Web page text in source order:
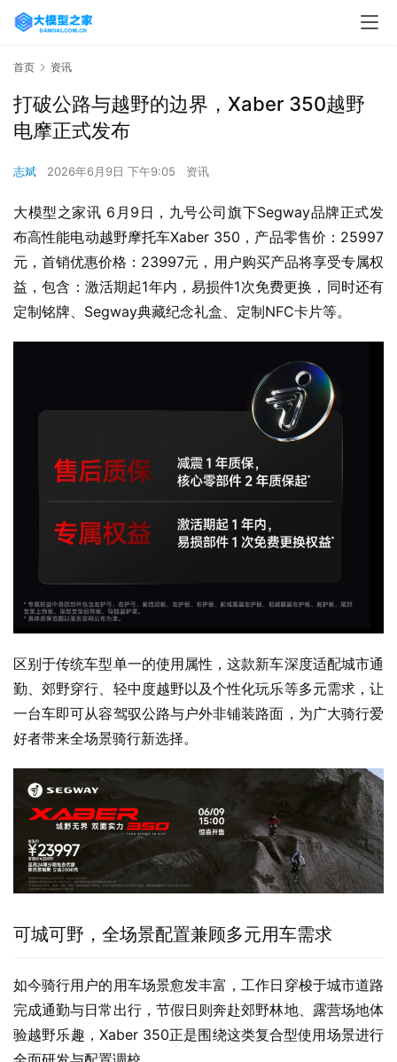
首页 资讯
打破公路与越野的边界，Xaber 350越野
电摩正式发布
志斌 2026年6月9日 下午9:05 资讯
大模型之家讯 6月9日，九号公司旗下Segway品牌正式发
布高性能电动越野摩托车Xaber 350，产品零售价：25997
元，首销优惠价格：23997元，用户购买产品将享受专属权
益，包含：激活期起1年内，易损件1次免费更换，同时还有
定制铭牌、Segway典藏纪念礼盒、定制NFC卡片等。
区别于传统车型单一的使用属性，这款新车深度适配城市通
勤、郊野穿行、轻中度越野以及个性化玩乐等多元需求，让
一台车即可从容驾驭公路与户外非铺装路面，为广大骑行爱
好者带来全场景骑行新选择。
可城可野，全场景配置兼顾多元用车需求
如今骑行用户的用车场景愈发丰富，工作日穿梭于城市道路
完成通勤与日常出行，节假日则奔赴郊野林地、露营场地体
验越野乐趣，Xaber 350正是围绕这类复合型使用场景进行